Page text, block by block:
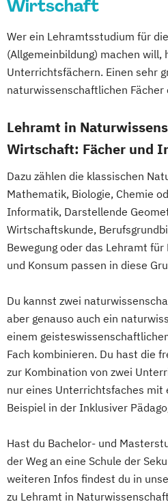
Russisch (Lehramt)
Fokus Behinderung
Spezialisierung Schule
Spezialsierung
Erziehungs- und
Französisch (Lehramt)
Culture and Social
(Lehramt)
Geographie: Globaler
Germanistik
Sozialkunde
Politische
Griechisch (Lehramt)
Informatik (Lehramt)
Inklusive Pädagogik
(Lehramt)
Internationale
Islamische Religion
Islamische
Italienisch Italienisch
Katholische
Katholische Religion
Katholische Theologie
Kunstwissenschaft
Latein (Klassische
Wirtschaft
Wer ein Lehramtsstudium für
(Allgemeinbildung) machen will,
Unterrichtsfächern. Einen sehr
naturwissenschaftlichen Fächer
Lehramt in
Wirtschaft: Fächer und
Dazu zählen die klassischen
Mathematik, Biologie, Chemie
Informatik, Darstellende
Wirtschaftskunde,
Bewegung oder das Lehramt für
und Konsum passen in diese
Du kannst zwei
aber genauso auch ein
einem
Fach kombinieren. Du hast die
zur Kombination von zwei
nur eines Unterrichtsfaches mit
Beispiel in der Inklusiver
Hast du Bachelor- und
der Weg an eine Schule der
weiteren Infos findest du in
zu Lehramt in